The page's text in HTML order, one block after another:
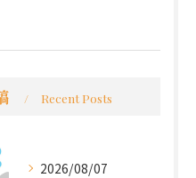
Recent Posts
2026/08/07